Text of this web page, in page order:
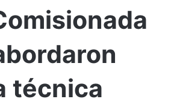
técnica